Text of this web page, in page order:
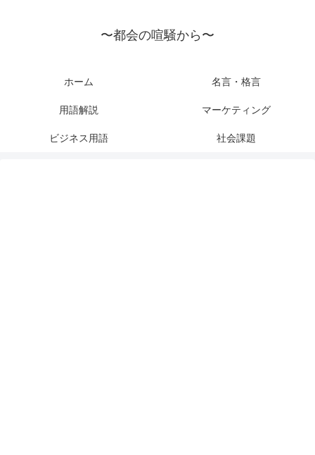
〜都会の喧騒から〜
ホーム 名言・格言
用語解説 マーケティング
ビジネス用語 社会課題